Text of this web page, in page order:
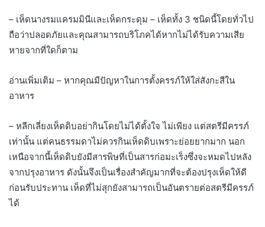
– เห็ดนางรมแครมมินีและเห็ดกระดุม – เห็ดทั้ง 3 ชนิดนี้โดยทั่วไป
ถือว่าปลอดภัยและคุณสามารถบริโภคได้หากไม่ได้รับความเสีย
หายจากที่ใดก็ตาม
อ่านเพิ่มเติม – หากคุณมีปัญหาในการตั้งครรภ์ให้ใส่สังกะสีใน
อาหาร
– หลีกเลี่ยงเห็ดดิบอย่ากินโดยไม่ได้ตั้งใจ ไม่เพียง แต่สตรีมีครรภ์
เท่านั้น แต่คนธรรมดาไม่ควรกินเห็ดดิบเพราะย่อยยากมาก นอก
เหนือจากนี้เห็ดดิบยังมีสารพิษที่เป็นสารก่อมะเร็งซึ่งจะหมดไปหลัง
จากปรุงอาหาร ดังนั้นจึงเป็นเรื่องสำคัญมากที่จะต้องปรุงเห็ดให้ดี
ก่อนรับประทาน เห็ดที่ไม่สุกยังสามารถเป็นอันตรายต่อสตรีมีครรภ์
ได้